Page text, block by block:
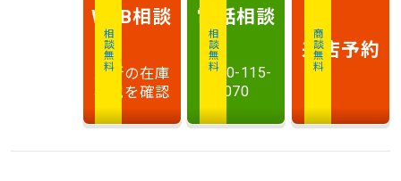
相談無料
WEB相談
最新の在庫
状況を確認
相談無料
電話相談
0120-115-
070
商談無料
来店予約